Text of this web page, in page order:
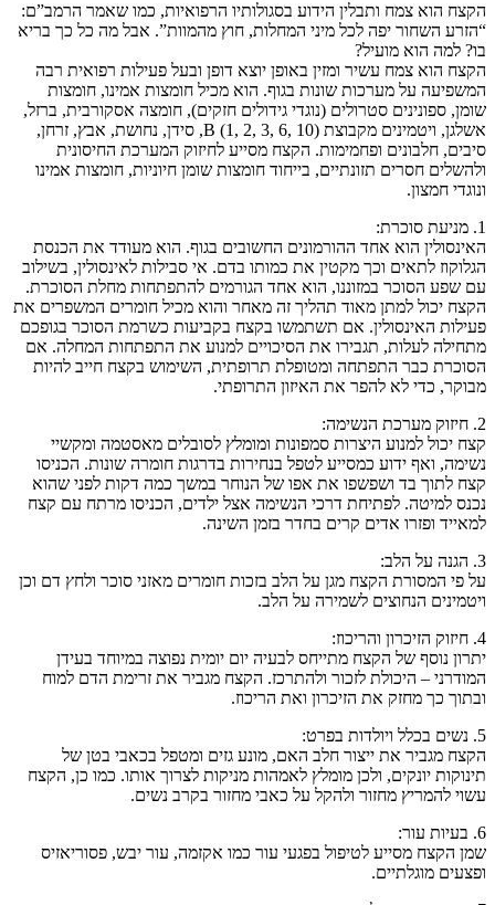
הקצח הוא צמח ותבלין הידוע בסגולותיו הרפואיות, כמו שאמר הרמב”ם:
“הזרע השחור יפה לכל מיני המחלות, חוץ מהמוות”. אבל מה כל כך בריא
בו? למה הוא מועיל?
הקצח הוא צמח עשיר ומזין באופן יוצא דופן ובעל פעילות רפואית רבה
המשפיעה על מערכות שונות בגוף. הוא מכיל חומצות אמינו, חומצות
שומן, ספונינים סטרולים (נוגדי גידולים חזקים), חומצה אסקורבית, ברזל,
אשלגן, ויטמינים מקבוצת B (1, 2, 3, 6, 10), סידן, נחושת, אבץ, זרחן,
סיבים, חלבונים ופחמימות. הקצח מסייע לחיזוק המערכת החיסונית
ולהשלים חסרים תזונתיים, בייחוד חומצות שומן חיוניות, חומצות אמינו
ונוגדי חמצון.
1. מניעת סוכרת:
האינסולין הוא אחד ההורמונים החשובים בגוף. הוא מעודד את הכנסת
הגלוקוז לתאים וכך מקטין את כמותו בדם. אי סבילות לאינסולין, בשילוב
עם שפע הסוכר במזוננו, הוא אחד הגורמים להתפתחות מחלת הסוכרת.
הקצח יכול למתן מאוד תהליך זה מאחר והוא מכיל חומרים המשפרים את
פעילות האינסולין. אם תשתמשו בקצח בקביעות כשרמת הסוכר בגופכם
מתחילה לעלות, תגבירו את הסיכויים למנוע את התפתחות המחלה. אם
הסוכרת כבר התפתחה ומטופלת תרופתית, השימוש בקצח חייב להיות
מבוקר, כדי לא להפר את האיזון התרופתי.
2. חיזוק מערכת הנשימה:
קצח יכול למנוע היצרות סמפונות ומומלץ לסובלים מאסטמה ומקשיי
נשימה, ואף ידוע כמסייע לטפל בנחירות בדרגות חומרה שונות. הכניסו
קצח לתוך בד ושפשפו את אפו של הנוחר במשך כמה דקות לפני שהוא
נכנס למיטה. לפתיחת דרכי הנשימה אצל ילדים, הכניסו מרתח עם קצח
למאייד ופזרו אדים קרים בחדר בזמן השינה.
3. הגנה על הלב:
על פי המסורת הקצח מגן על הלב בזכות חומרים מאזני סוכר ולחץ דם וכן
ויטמינים הנחוצים לשמירה על הלב.
4. חיזוק הזיכרון והריכוז:
יתרון נוסף של הקצח מתייחס לבעיה יום יומית נפוצה במיוחד בעידן
המודרני – היכולת לזכור ולהתרכז. הקצח מגביר את זרימת הדם למוח
ובתוך כך מחזק את הזיכרון ואת הריכוז.
5. נשים בכלל ויולדות בפרט:
הקצח מגביר את ייצור חלב האם, מונע גזים ומטפל בכאבי בטן של
תינוקות יונקים, ולכן מומלץ לאמהות מניקות לצרוך אותו. כמו כן, הקצח
עשוי להמריץ מחזור ולהקל על כאבי מחזור בקרב נשים.
6. בעיות עור:
שמן הקצח מסייע לטיפול בפגעי עור כמו אקזמה, עור יבש, פסוריאזיס
ופצעים מוגלתיים.